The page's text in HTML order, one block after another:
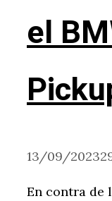
el
13/09/2023
En contra de